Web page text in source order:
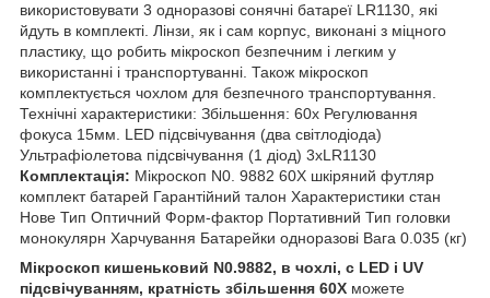
використовувати 3 одноразові сонячні батареї LR1130, які
йдуть в комплекті. Лінзи, як і сам корпус, виконані з міцного
пластику, що робить мікроскоп безпечним і легким у
використанні і транспортуванні. Також мікроскоп
комплектується чохлом для безпечного транспортування.
Технічні характеристики: Збільшення: 60х Регулювання
фокуса 15мм. LED підсвічування (два світлодіода)
Ультрафіолетова підсвічування (1 діод) 3xLR1130
Комплектація: Мікроскоп N0. 9882 60X шкіряний футляр
комплект батарей Гарантійний талон Характеристики стан
Нове Тип Оптичний Форм-фактор Портативний Тип головки
монокулярн Харчування Батарейки одноразові Вага 0.035 (кг)
Мікроскоп кишеньковий N0.9882, в чохлі, c LED і UV
підсвічуванням, кратність збільшення 60X можете